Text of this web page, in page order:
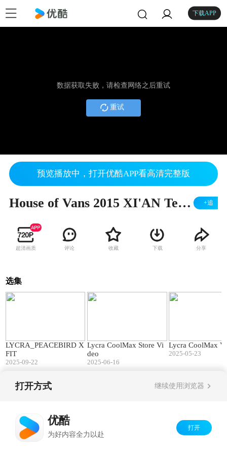
下载APP
数据获取失败，请检查网络之后重试
重试
预览播放中，打开优酷APP看高清完整版
House of Vans 2015 XI'AN Teaser +追
超清画质 评论 收藏 下载 分享
选集
LYCRA_PEACEBIRD X
FIT
2025-09-22
Lycra CoolMax Store Vi
deo
2025-06-16
Lycra CoolMax
2025-05-23
打开方式 继续使用浏览器
优酷
为好内容全力以赴
打开